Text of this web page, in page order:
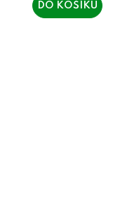
DO KOŠÍKU